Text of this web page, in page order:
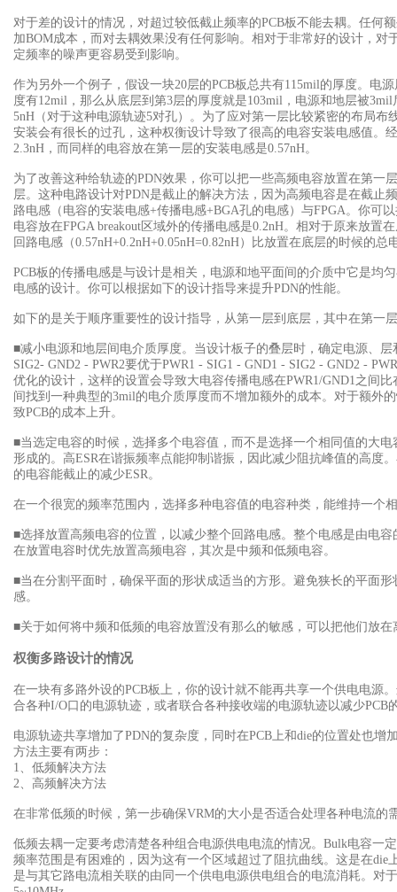
对于差的设计的情况，对超过较低截止频率的PCB板不能去耦。任何
加BOM成本，而对去耦效果没有任何影响。相对于非常好的设计，
定频率的噪声更容易受到影响。
作为另外一个例子，假设一块20层的PCB板总共有115mil的厚度。电
度有12mil，那么从底层到第3层的厚度就是103mil，电源和地层被
5nH（对于这种电源轨迹5对孔）。为了应对第一层比较紧密的布局
安装会有很长的过孔，这种权衡设计导致了很高的电容安装电感值。
2.3nH，而同样的电容放在第一层的安装电感是0.57nH。
为了改善这种给轨迹的PDN效果，你可以把一些高频电容放置在第一
层。这种电路设计对PDN是截止的解决方法，因为高频电容是在截止
路电感（电容的安装电感+传播电感+BGA孔的电感）与FPGA。你可
电容放在FPGA breakout区域外的传播电感是0.2nH。相对于原来放置
回路电感（0.57nH+0.2nH+0.05nH=0.82nH）比放置在底层的时候的总
PCB板的传播电感是与设计是相关，电源和地平面间的介质中它是均
电感的设计。你可以根据如下的设计指导来提升PDN的性能。
如下的是关于顺序重要性的设计指导，从第一层到底层，其中在第一
■减小电源和地层间电介质厚度。当设计板子的叠层时，确定电源、
SIG2- GND2 - PWR2要优于PWR1 - SIG1 - GND1 - SIG2 - GND2 -
优化的设计，这样的设置会导致大电容传播电感在PWR1/GND1之间
间找到一种典型的3mil的电介质厚度而不增加额外的成本。对于额外
致PCB的成本上升。
■当选定电容的时候，选择多个电容值，而不是选择一个相同值的大
形成的。高ESR在谐振频率点能抑制谐振，因此减少阻抗峰值的高度
的电容能截止的减少ESR。
在一个很宽的频率范围内，选择多种电容值的电容种类，能维持一个
■选择放置高频电容的位置，以减少整个回路电感。整个电感是由电容
在放置电容时优先放置高频电容，其次是中频和低频电容。
■当在分割平面时，确保平面的形状成适当的方形。避免狭长的平面
感。
■关于如何将中频和低频的电容放置没有那么的敏感，可以把他们放在
权衡多路设计的情况
在一块有多路外设的PCB板上，你的设计就不能再共享一个供电电源
合各种I/O口的电源轨迹，或者联合各种接收端的电源轨迹以减少PCB
电源轨迹共享增加了PDN的复杂度，同时在PCB上和die的位置处也增
方法主要有两步：
1、低频解决方法
2、高频解决方法
在非常低频的时候，第一步确保VRM的大小是否适合处理各种电流的
低频去耦一定要考虑清楚各种组合电源供电电流的情况。Bulk电容一
频率范围是有困难的，因为这有一个区域超过了阻抗曲线。这是在
是与其它路电流相关联的由同一个供电电源供电组合的电流消耗。对